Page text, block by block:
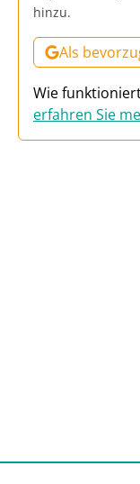
hinzu.
Als
Wie
erfahren Sie